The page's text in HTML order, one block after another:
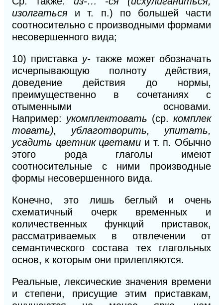
изолгаться и т. п.) по большей части
соотносительно с производными формами
несовершенного вида;
10) приставка у- также может обозначать
исчерпывающую полноту действия,
доведение действия до нормы,
преимущественно в сочетаниях с
отыменными основами.
Например: укомплектовать (ср. комплек
товать), ублаготворить, упитать,
усадить цветник цветами и т. п. Обычно
этого рода глаголы имеют
соотносительные с ними производные
формы несовершенного вида.
Конечно, это лишь беглый и очень
схематичный очерк временных и
количественных функций приставок,
рассматриваемых в отвлечении от
семантического состава тех глагольных
основ, к которым они прилепляются.
Реальные, лексические значения времени
и степени, присущие этим приставкам,